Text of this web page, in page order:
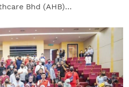
Bhd (AHB)